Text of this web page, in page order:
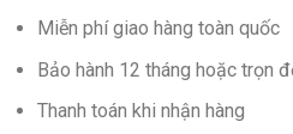
Miễn phí giao hàng toàn quốc
Bảo hành 12 tháng hoặc trọn
Thanh toán khi nhận hàng